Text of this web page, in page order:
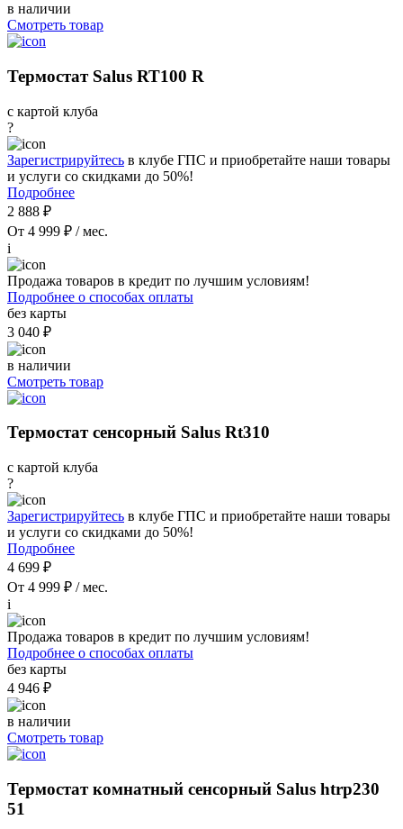
в наличии
Смотреть товар
Термостат Salus RT100 R
с картой клуба
?
Зарегистрируйтесь в клубе ГПС и приобретайте наши товары
и услуги со скидками до 50%!
Подробнее
2 888 ₽
От 4 999 ₽ / мес.
i
Продажа товаров в кредит по лучшим условиям!
Подробнее о способах оплаты
без карты
3 040 ₽
в наличии
Смотреть товар
Термостат сенсорный Salus Rt310
с картой клуба
?
Зарегистрируйтесь в клубе ГПС и приобретайте наши товары
и услуги со скидками до 50%!
Подробнее
4 699 ₽
От 4 999 ₽ / мес.
i
Продажа товаров в кредит по лучшим условиям!
Подробнее о способах оплаты
без карты
4 946 ₽
в наличии
Смотреть товар
Термостат комнатный сенсорный Salus htrp230
51